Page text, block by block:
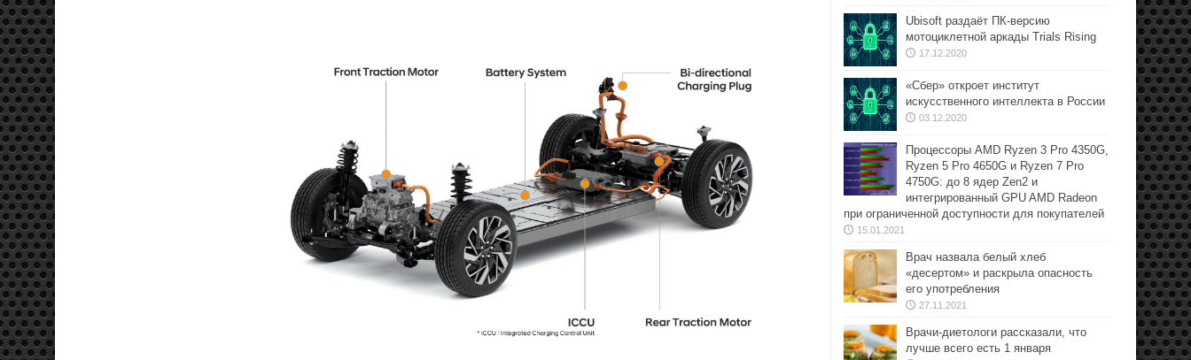
Ubisoft раздаёт ПК-версию
мотоциклетной аркады Trials Rising
17.12.2020
«Сбер» откроет институт
искусственного интеллекта в России
03.12.2020
Процессоры AMD Ryzen 3 Pro 4350G,
Ryzen 5 Pro 4650G и Ryzen 7 Pro
4750G: до 8 ядер Zen2 и
интегрированный GPU AMD Radeon
при ограниченной доступности для покупателей
15.01.2021
Врач назвала белый хлеб
«десертом» и раскрыла опасность
его употребления
27.11.2021
Врачи-диетологи рассказали, что
лучше всего есть 1 января